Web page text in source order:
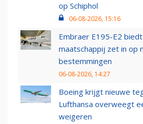
op Schiphol
06-08-2026, 15:16
Embraer E195-E2 biedt
maatschappij zet in op
bestemmingen
06-08-2026, 14:27
Boeing krijgt nieuwe
Lufthansa overweegt
weigeren